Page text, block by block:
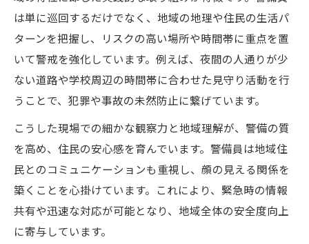
は単に巡回するだけでなく、地域の地理や住民の生活パ
ターンを把握し、リスクの高い場所や時間帯に重点を置
いて警戒を強化しています。例えば、夜間の人通りが少
ない道路や学校周辺の時間帯に合わせた見守り活動を行
うことで、犯罪や事故の未然防止に繋げています。
こうした現場での細かな観察力と地域理解が、警備の質
を高め、住民の安心感を育んでいます。警備員は地域住
民とのコミュニケーションも重視し、顔の見える関係を
築くことを心掛けています。これにより、緊急時の情報
共有や迅速な対応が可能となり、地域全体の安全度向上
に寄与しています。